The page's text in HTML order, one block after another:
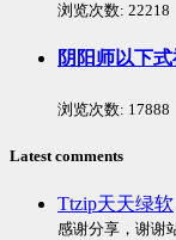
浏览次数: 22218
阴阳师以下
浏览次数: 17888
Latest comments
Ttzip天天绿软
感谢分享，谢谢